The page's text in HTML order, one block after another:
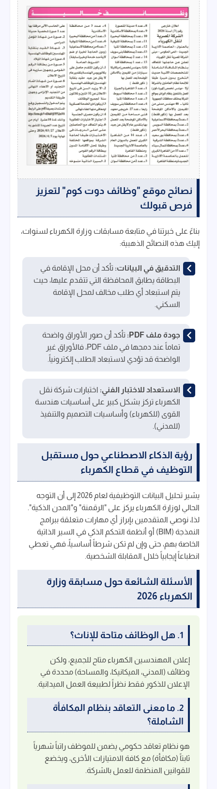
نصائح موقع "وظائف دوت كوم" لتعزيز
فرص قبولك
بناءً على خبرتنا في متابعة مسابقات وزارة الكهرباء لسنوات،
إليك هذه النصائح الذهبية:
التدقيق في البيانات: تأكد أن محل الإقامة في
البطاقة يطابق المحافظة التي تتقدم عليها، حيث
يتم استبعاد أي طلب مخالف لمحل الإقامة
السكني.
جودة ملف PDF:
تأكد أن صور الأوراق واضحة
تماماً عند دمجها في ملف PDF، فالأوراق غير
الواضحة قد تؤدي لاستبعاد الطلب إلكترونياً.
الاستعداد للاختبار الفني: اختبارات شركة نقل
الكهرباء تركز بشكل كبير على أساسيات هندسة
القوى (للكهرباء) وأساسيات التصميم والتنفيذ
(للمدني).
رؤية الذكاء الاصطناعي حول مستقبل
التوظيف في قطاع الكهرباء
يشير تحليل البيانات التوظيفية لعام 2026 إلى أن التوجه
الحالي لوزارة الكهرباء يركز على "الرقمنة" و"المدن الذكية".
لذا، نوصي المتقدمين بإبراز أي مهارات متعلقة ببرامج
النمذجة (BIM) أو أنظمة التحكم الذكي في السير الذاتية
الخاصة بهم، حتى وإن لم تكن شرطاً أساسياً، فهي تعطي
انطباعاً إيجابياً خلال المقابلة الشخصية.
الأسئلة الشائعة حول مسابقة وزارة
الكهرباء 2026
1. هل الوظائف متاحة للإناث؟
إعلان المهندسين الكهرباء متاح للجميع، ولكن
وظائف (المدني، الميكانيكا، والمساحة) محددة في
الإعلان للذكور فقط نظراً لطبيعة العمل الميدانية.
2. ما معنى التعاقد بنظام المكافأة
الشاملة؟
هو نظام تعاقد حكومي يضمن للموظف راتباً شهرياً
ثابتاً (مكافأة) مع كافة الامتيازات الأخرى، ويخضع
للقوانين المنظمة للعمل بالشركة.